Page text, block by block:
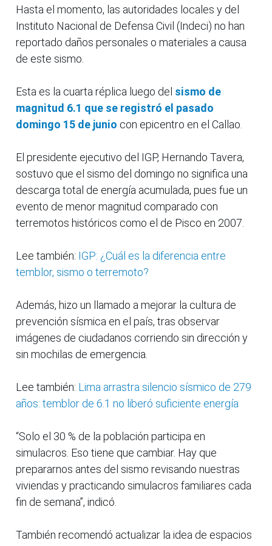
Hasta el momento, las autoridades locales y del
Instituto Nacional de Defensa Civil (Indeci) no han
reportado daños personales o materiales a causa
de este sismo.
Esta es la cuarta réplica luego del sismo de
magnitud 6.1 que se registró el pasado
domingo 15 de junio con epicentro en el Callao.
El presidente ejecutivo del IGP, Hernando Tavera,
sostuvo que el sismo del domingo no significa una
descarga total de energía acumulada, pues fue un
evento de menor magnitud comparado con
terremotos históricos como el de Pisco en 2007.
Lee también: IGP: ¿Cuál es la diferencia entre
temblor, sismo o terremoto?
Además, hizo un llamado a mejorar la cultura de
prevención sísmica en el país, tras observar
imágenes de ciudadanos corriendo sin dirección y
sin mochilas de emergencia.
Lee también: Lima arrastra silencio sísmico de 279
años: temblor de 6.1 no liberó suficiente energía
“Solo el 30 % de la población participa en
simulacros. Eso tiene que cambiar. Hay que
prepararnos antes del sismo revisando nuestras
viviendas y practicando simulacros familiares cada
fin de semana”, indicó.
También recomendó actualizar la idea de espacios